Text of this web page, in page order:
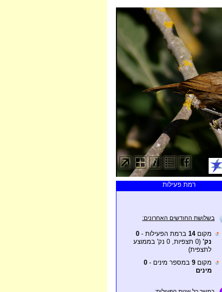
רמת פעילות
בשלושת החודשים האחרונים:
מקום14 ברמת הפעילות - 0
נק'
(0 תצפיות, 0 נק' בממוצע
לתצפית)
מקום 9 במספר מינים - 0
מינים